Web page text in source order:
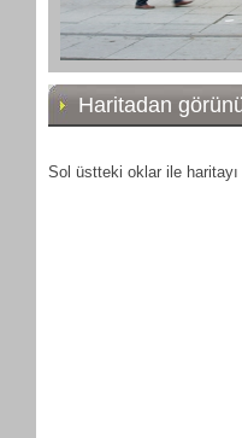
Haritadan
Sol üstteki oklar ile